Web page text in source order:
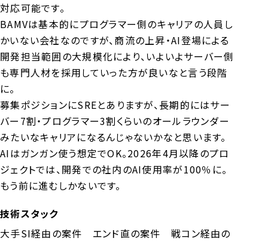
COMPANY
会社概要
お問い合わせ
コーポレートサイト
JOIN US!
BAMVへの面談申込みはメールや各種SNSのDMでも
OK。カジュアルにご応募ください。
対応可能です。
BAMVは基本的にプログラマー側のキャリアの人員し
かいない会社なのですが、商流の上昇・AI登場による
開発担当範囲の大規模化により、いよいよサーバー側
も専門人材を採用していった方が良いなと言う段階
に。
募集ポジションにSREとありますが、長期的にはサー
バー7割・プログラマー3割くらいのオールラウンダー
みたいなキャリアになるんじゃないかなと思います。
AIはガンガン使う想定でOK。2026年4月以降のプロ
ジェクトでは、開発での社内のAI使用率が100％に。
もう前に進むしかないです。
技術スタック
大手SI経由の案件 エンド直の案件 戦コン経由の